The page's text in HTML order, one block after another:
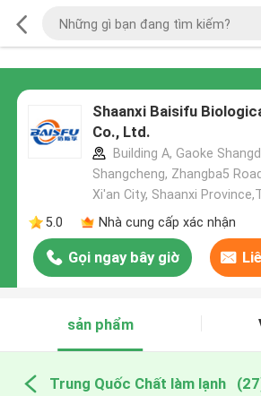
Shaanxi Baisifu
Co., Ltd.
Building A, Gaoke
Shangcheng, Zhangba5
Xi'an City, Shaanxi
5.0
Nhà cung cấp xác nhận
Gọi ngay bây giờ
sản phẩm
Trung Quốc Chất làm lạnh